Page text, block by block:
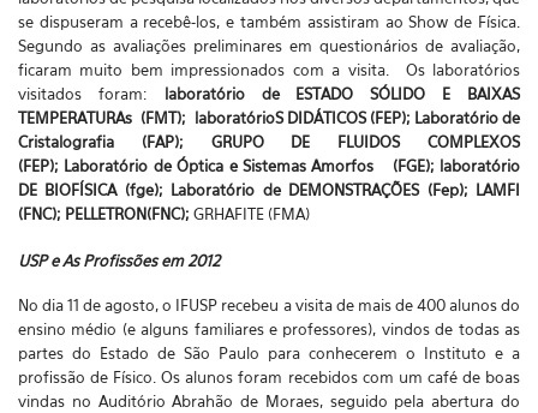
se dispuseram a recebê-los, e também assistiram ao Show de Física.
Segundo as avaliações preliminares em questionários de avaliação,
ficaram muito bem impressionados com a visita. Os laboratórios
visitados foram: laboratório de ESTADO SÓLIDO E BAIXAS
TEMPERATURAs (FMT); laboratórioS DIDÁTICOS (FEP); Laboratório de
Cristalografia (FAP); GRUPO DE FLUIDOS COMPLEXOS
(FEP); Laboratório de Óptica e Sistemas Amorfos (FGE); laboratório
DE BIOFÍSICA (fge); Laboratório de DEMONSTRAÇÕES (Fep); LAMFI
(FNC); PELLETRON(FNC); GRHAFITE (FMA)
USP e As Profissões em 2012
No dia 11 de agosto, o IFUSP recebeu a visita de mais de 400 alunos do
ensino médio (e alguns familiares e professores), vindos de todas as
partes do Estado de São Paulo para conhecerem o Instituto e a
profissão de Físico. Os alunos foram recebidos com um café de boas
vindas no Auditório Abrahão de Moraes, seguido pela abertura do